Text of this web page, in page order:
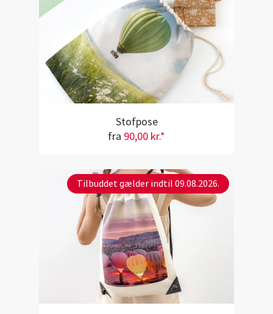
Stofpose
fra 90,00 kr.*
Tilbuddet gælder indtil 09.08.2026.